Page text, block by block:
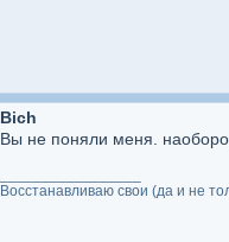
Bich
Вы не поняли меня.
Восстанавливаю свои (да и не